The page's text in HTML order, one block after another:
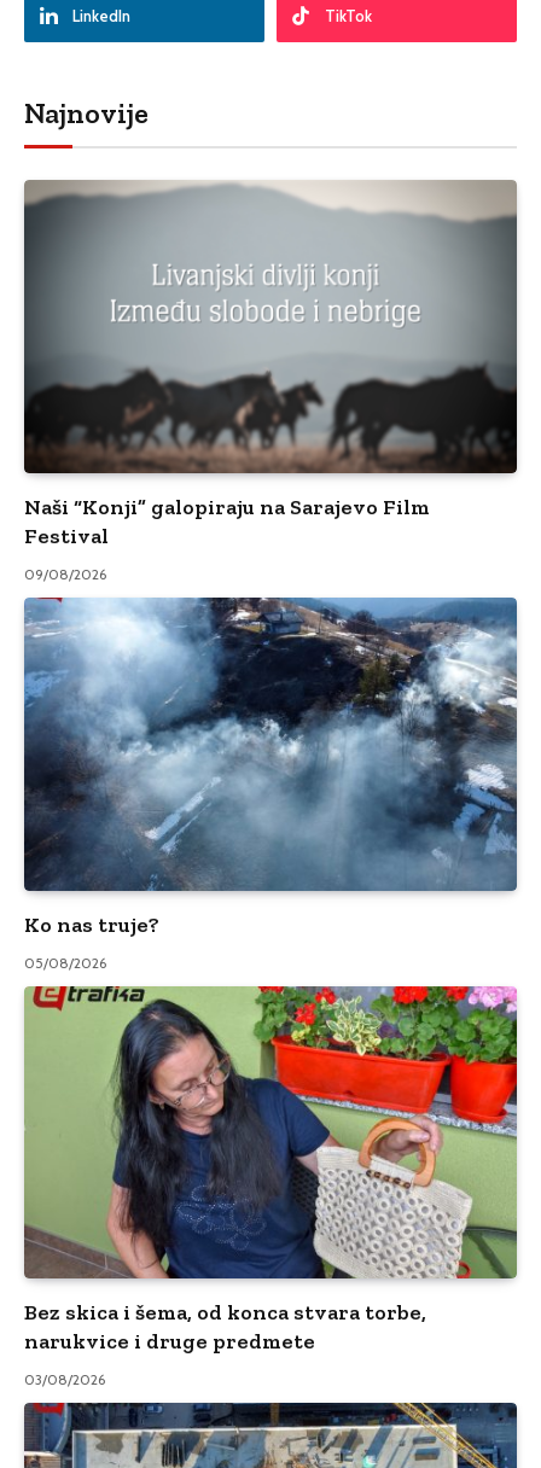
LinkedIn TikTok
Najnovije
Naši “Konji” galopiraju na Sarajevo Film
Festival
09/08/2026
Ko nas truje?
05/08/2026
Bez skica i šema, od konca stvara torbe,
narukvice i druge predmete
03/08/2026